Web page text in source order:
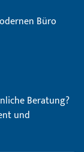
Beratung?
und